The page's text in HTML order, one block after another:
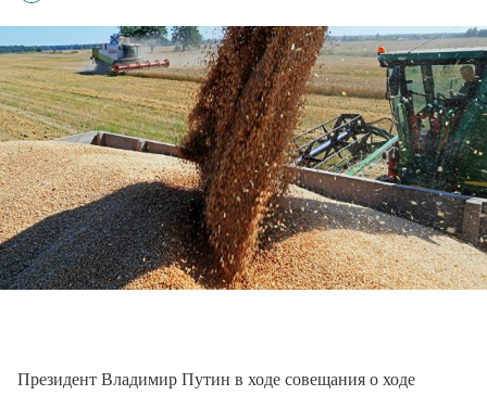
Президент Владимир Путин в ходе совещания о ходе